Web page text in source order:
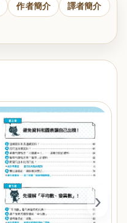
作者簡介 譯者簡介
›